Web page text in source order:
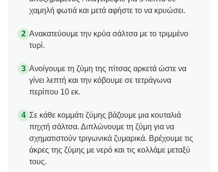
χαμηλή φωτιά και μετά αφήστε το να κρυώσει.
Ανακατεύουμε την κρύα σάλτσα με το τριμμένο
τυρί.
Ανοίγουμε τη ζύμη της πίτσας αρκετά ώστε να
γίνει λεπτή και την κόβουμε σε τετράγωνα
περίπου 10 εκ.
Σε κάθε κομμάτι ζύμης βάζουμε μια κουταλιά
πηχτή σάλτσα. Διπλώνουμε τη ζύμη για να
σχηματιστούν τριγωνικά ζυμαρικά. Βρέχουμε τις
άκρες της ζύμης με νερό και τις κολλάμε μεταξύ
τους.